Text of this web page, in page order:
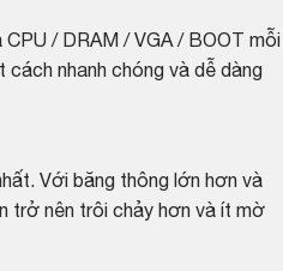
/ DRAM / VGA / BOOT mỗi
nhanh chóng và dễ dàng
Với băng thông lớn hơn và
trở nên trôi chảy hơn và ít mờ